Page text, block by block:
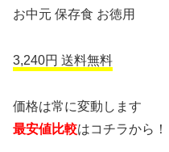
お中元 保存食 お徳用
3,240円 送料無料
価格は常に変動します
最安値比較はコチラから！